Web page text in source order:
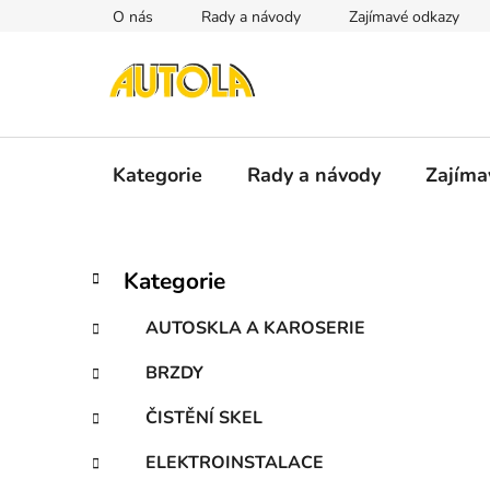
O nás Rady a návody Zajímavé odkazy
Kategorie Rady a návody
P
s
r
a
n
Přeskočit
kategorie
K
a
e
g
o
r
e
Kategorie
AUTOSKLA A KAROSERIE
BRZDY
ČISTĚNÍ SKEL
ELEKTROINSTALACE